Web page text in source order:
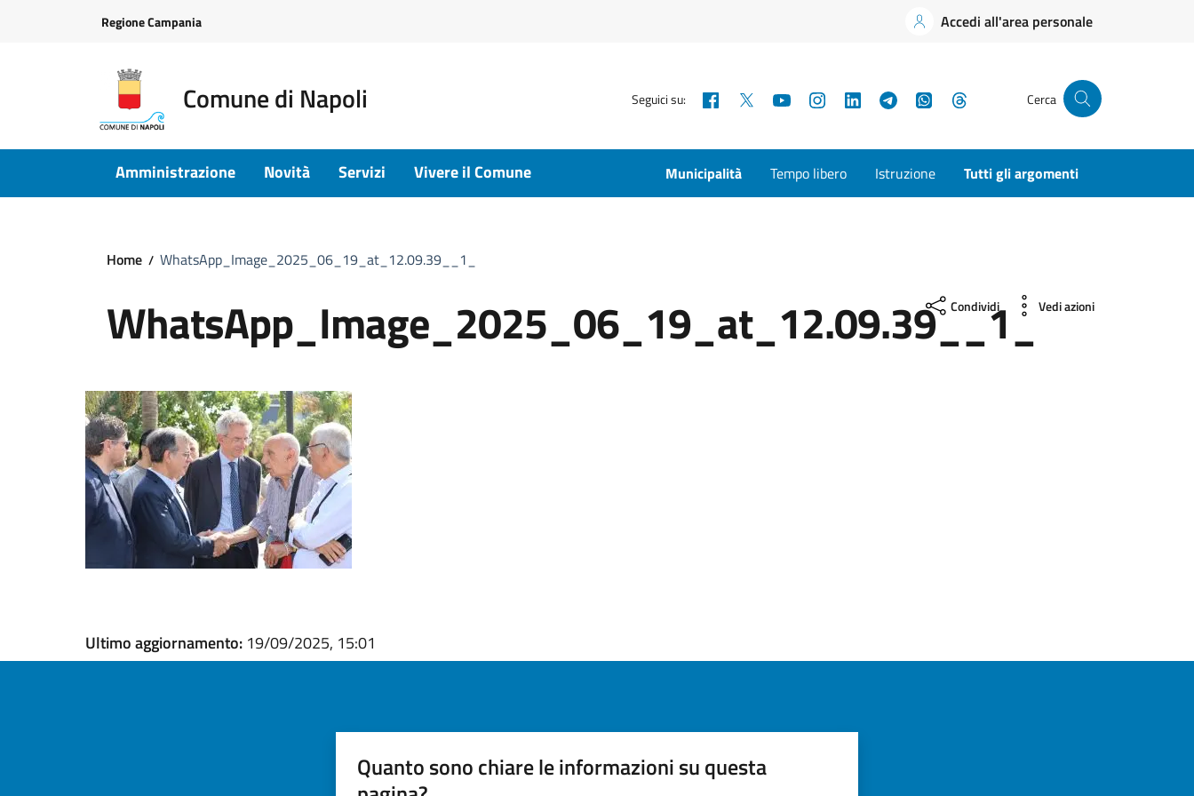
Regione Campania Accedi all'area personale
Comune di Napoli Seguici su: Facebook YouTubeInstagramLinkedInTelegramWhatsApp Cerca
Amministrazione Novità Servizi Vivere il Comune Municipalità Tempo libero Istruzione Tutti gli argomenti
Home WhatsApp_Image_2025_06_19_at_12.09.39__1_
WhatsApp_Image_2025_06_19_at_12.09.39__1_
Condividi Vedi azioni
Ultimo aggiornamento: 19/09/2025, 15:01
Quanto sono chiare le informazioni su questa